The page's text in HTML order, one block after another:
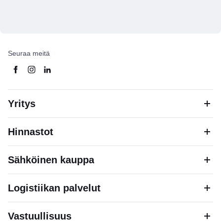
Seuraa meitä
Yritys
Hinnastot
Sähköinen kauppa
Logistiikan palvelut
Vastuullisuus